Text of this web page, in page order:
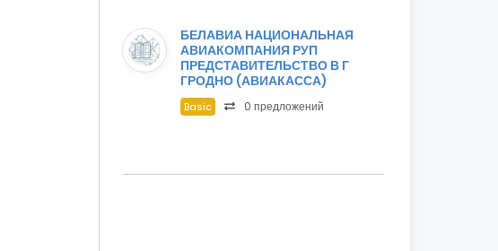
БЕЛАВИА НАЦИОНАЛЬНАЯ
АВИАКОМПАНИЯ РУП
ПРЕДСТАВИТЕЛЬСТВО В Г
ГРОДНО (АВИАКАССА)
Basic 0 предложений